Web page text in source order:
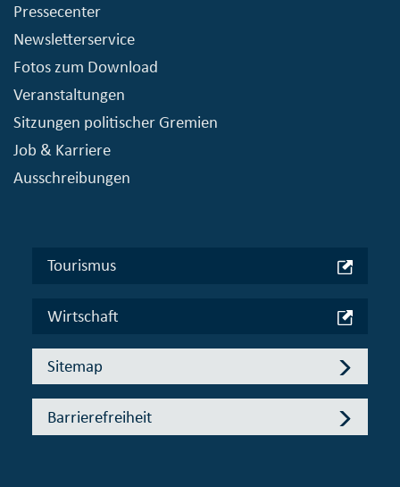
Pressecenter
Newsletterservice
Fotos zum Download
Veranstaltungen
Sitzungen politischer Gremien
Job & Karriere
Ausschreibungen
Tourismus
Wirtschaft
Sitemap
Barrierefreiheit